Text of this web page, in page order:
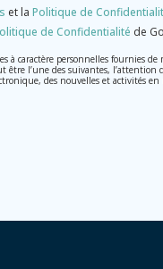
et la Politique de
de Confidentialité de
à caractère personnelles fournies
l’une des suivantes,
des nouvelles et activités en
et seront traitées avec la
de rectification, d'annulation et
II | c/ Segador 13, 26006 | Logroño